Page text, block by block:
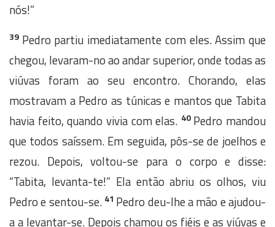
nós!”
39 Pedro partiu imediatamente com eles. Assim que
chegou, levaram-no ao andar superior, onde todas as
viúvas foram ao seu encontro. Chorando, elas
mostravam a Pedro as túnicas e mantos que Tabita
havia feito, quando vivia com elas. 40 Pedro mandou
que todos saíssem. Em seguida, pôs-se de joelhos e
rezou. Depois, voltou-se para o corpo e disse:
“Tabita, levanta-te!” Ela então abriu os olhos, viu
Pedro e sentou-se. 41 Pedro deu-lhe a mão e ajudou-
a a levantar-se. Depois chamou os fiéis e as viúvas e